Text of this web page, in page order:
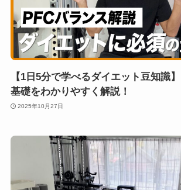
【1日5分で学べるダイエット豆知識
基礎をわかりやすく解説！
2025年10月27日